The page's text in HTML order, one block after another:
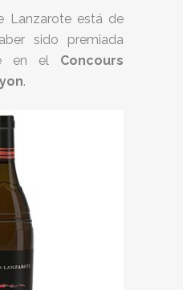
Lanzarote está de
sido premiada
en el Concours
.